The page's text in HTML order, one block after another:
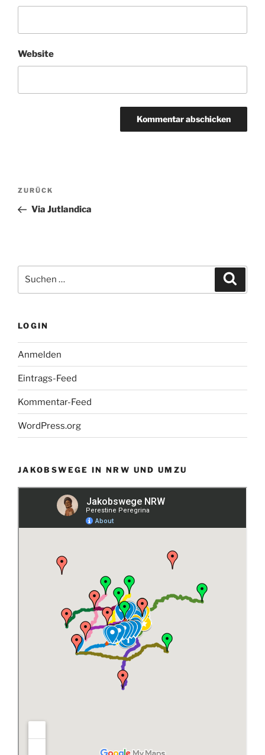
Website
Beitragsnavigation
Vorheriger
Beitrag
ZURÜCK
Via Jutlandica
nach:
LOGIN
Anmelden
Eintrags-Feed
Kommentar-Feed
WordPress.org
JAKOBSWEGE IN NRW UND UMZU